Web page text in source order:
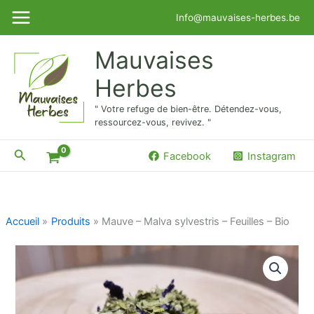
Info@mauvaises-herbes.be
Mauvaises
Herbes
" Votre refuge de bien-être. Détendez-vous,
ressourcez-vous, revivez. "
Rechercher Facebook Instagram
Accueil Produits Mauve – Malva sylvestris – Feuilles – Bio
Mauve